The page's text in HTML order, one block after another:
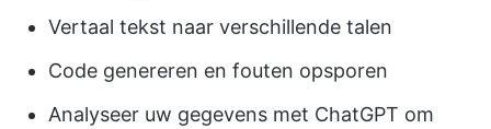
Vertaal tekst naar verschillende talen
Code genereren en fouten opsporen
Analyseer uw gegevens met ChatGPT om